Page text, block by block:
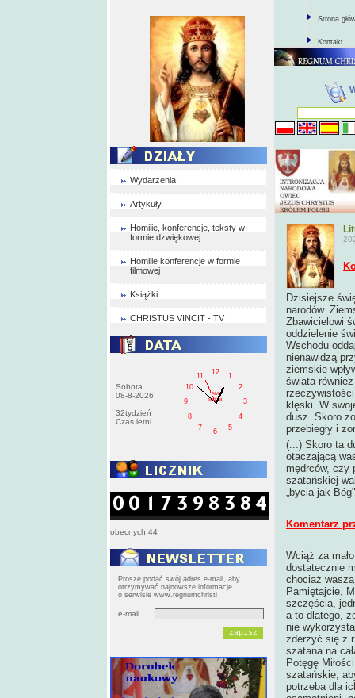
Wydarzenia
Artykuły
Homilie, konferencje, teksty w
formie dzwiękowej
Homilie konferencje w formie
filmowej
Książki
CHRISTUS VINCIT - TV
Sobota
08-8-2026
32tydzień
Czas letni
1
2
3
4
5
6
7
8
9
10
11
12
AM
sobota
obecnych:44
Proszę podać swój adres e-mail, aby
otrzymywać najnowsze informacje
o serwisie www.regnumchristi
e-mail
Strona
Kontakt
Dzisiejsze
narodów.
Zbawicielowi
oddzielenie
Wschodu
nienawidzą
ziemskie
świata
klęski. W
dusz. Skoro
przebiegły i
(...) Skoro ta
otaczającą
mędrców, czy
szatańskiej
„bycia jak
Komentarz
Wciąż za
dostatecznie
chociaż
Pamiętajcie,
szczęścia,
a to dlatego,
nie
zderzyć się z
szatana na
Potęgę
szatańskie,
potrzeba dla